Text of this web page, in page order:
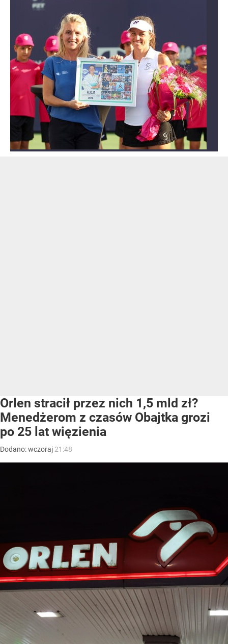
Orlen stracił przez nich 1,5 mld zł?
Menedżerom z czasów Obajtka grozi
po 25 lat więzienia
Dodano:wczoraj 21:48